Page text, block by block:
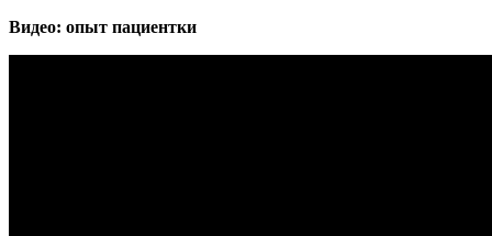
Видео: опыт пациентки